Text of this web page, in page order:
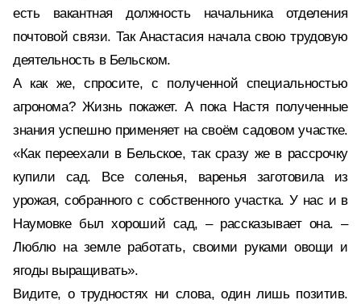
есть вакантная должность начальника отделения
почтовой связи. Так Анастасия начала свою трудовую
деятельность в Бельском.
А как же, спросите, с полученной специальностью
агронома? Жизнь покажет. А пока Настя полученные
знания успешно применяет на своём садовом участке.
«Как переехали в Бельское, так сразу же в рассрочку
купили сад. Все соленья, варенья заготовила из
урожая, собранного с собственного участка. У нас и в
Наумовке был хороший сад, – рассказывает она. –
Люблю на земле работать, своими руками овощи и
ягоды выращивать».
Видите, о трудностях ни слова, один лишь позитив.